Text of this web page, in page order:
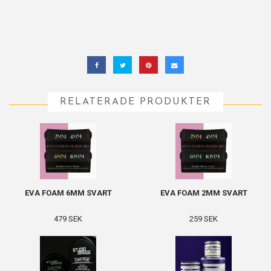
RELATERADE PRODUKTER
EVA FOAM 6MM SVART
479 SEK
EVA FOAM 2MM SVART
259 SEK